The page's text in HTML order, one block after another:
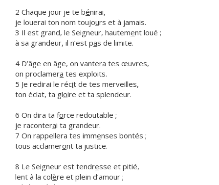
2 Chaque jour je te bénirai,
je louerai ton nom toujours et à jamais.
3 Il est grand, le Seigneur, hautement loué ;
à sa grandeur, il n’est pas de limite.
4 D’âge en âge, on vantera tes œuvres,
on proclamera tes exploits.
5 Je redirai le récit de tes merveilles,
ton éclat, ta gloire et ta splendeur.
6 On dira ta force redoutable ;
je raconterai ta grandeur.
7 On rappellera tes immenses bontés ;
tous acclameront ta justice.
8 Le Seigneur est tendresse et pitié,
lent à la colère et plein d’amour ;